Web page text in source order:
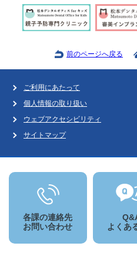
前のページへ戻る
ご利用にあたって
個人情報の取り扱い
ウェブアクセシビリティ
サイトマップ
各課の連絡先
お問い合わせ
よくあ